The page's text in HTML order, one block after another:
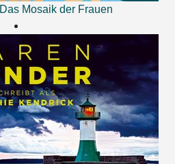
Das Mosaik der Frauen